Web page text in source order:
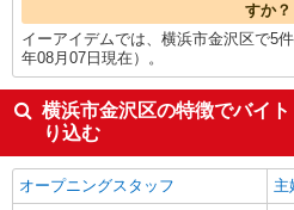
すか？
イーアイデムでは、横浜市金沢区で5
年08月07日現在）。
横浜市金沢区の特徴でバイ
り込む
オープニングスタッフ
主